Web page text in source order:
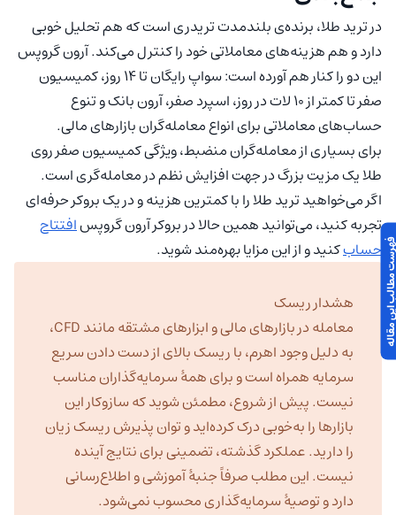
در ترید طلا، برنده‌ی بلندمدت تریدری است که هم تحلیل خوبی
دارد و هم هزینه‌های معاملاتی‌ خود را کنترل می‌کند. آرون گروپس
این دو را کنار هم آورده است: سواپ رایگان تا ۱۴ روز، کمیسیون
صفر تا کمتر از ۱۰ لات در روز، اسپرد صفر، آرون بانک و تنوع
حساب‌های معاملاتی برای انواع معامله‌گران بازارهای مالی.
برای بسیاری از معامله‌گران منضبط، ویژگی کمیسیون صفر روی
طلا یک مزیت بزرگ در جهت افزایش نظم در معامله‌گری است.
اگر می‌خواهید ترید طلا را با کمترین هزینه و در یک بروکر حرفه‌ای
تجربه کنید، می‌توانید همین حالا در بروکر آرون گروپسافتتاح
حسابکنید و از این مزایا بهره‌مند شوید.
هشدار ریسک
معامله در بازارهای مالی و ابزارهای مشتقه مانند CFD،
به دلیل وجود اهرم، با ریسک بالای از دست دادن سریع
سرمایه همراه است و برای همهٔ سرمایه‌گذاران مناسب
نیست. پیش از شروع، مطمئن شوید که سازوکار این
بازارها را به‌خوبی درک کرده‌اید و توان پذیرش ریسک زیان
را دارید. عملکرد گذشته، تضمینی برای نتایج آینده
نیست. این مطلب صرفاً جنبهٔ آموزشی و اطلاع‌رسانی
دارد و توصیهٔ سرمایه‌گذاری محسوب نمی‌شود.
مقاله